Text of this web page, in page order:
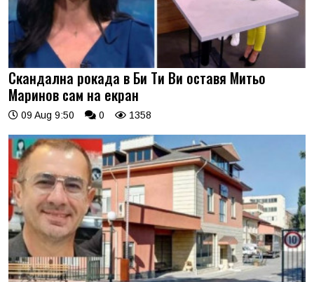
Скандална рокада в Би Ти Ви оставя Митьо
Маринов сам на екран
09 Aug 9:50 0 1358